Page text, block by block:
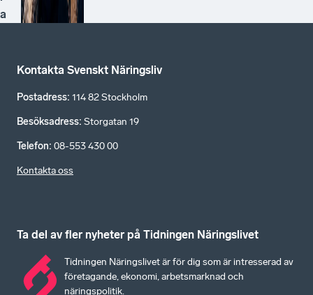
a
Kontakta Svenskt Näringsliv
Postadress: 114 82 Stockholm
Besöksadress: Storgatan 19
Telefon: 08-553 430 00
Kontakta oss
Ta del av fler nyheter på Tidningen Näringslivet
Tidningen Näringslivet är för dig som är intresserad av
företagande, ekonomi, arbetsmarknad och
näringspolitik.